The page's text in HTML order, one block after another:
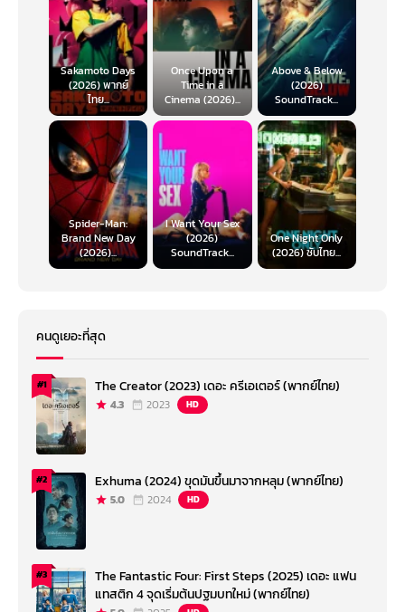
Sakamoto Days
(2026) พากย์
ไทย...
Once Upon a
Time in a
Cinema (2026)...
Above & Below
(2026)
SoundTrack...
Spider-Man:
Brand New Day
(2026)...
I Want Your Sex
(2026)
SoundTrack...
One Night Only
(2026) ซับไทย...
คนดูเยอะที่สุด
#1 The Creator (2023) เดอะ ครีเอเตอร์ (พากย์ไทย)
4.3 2023 HD
#2 Exhuma (2024) ขุดมันขึ้นมาจากหลุม (พากย์ไทย)
5.0 2024 HD
#3
The Fantastic Four: First Steps (2025) เดอะ แฟน
แทสติก 4 จุดเริ่มต้นปฐมบทใหม่ (พากย์ไทย)